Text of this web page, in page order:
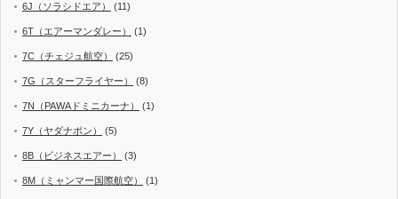
6J（ソラシドエア） (11)
6T（エアーマンダレー） (1)
7C（チェジュ航空） (25)
7G（スターフライヤー） (8)
7N（PAWAドミニカーナ） (1)
7Y（ヤダナポン） (5)
8B（ビジネスエアー） (3)
8M（ミャンマー国際航空） (1)